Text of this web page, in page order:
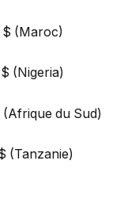
$ (Maroc)
(Nigeria)
(Afrique du Sud)
(Tanzanie)